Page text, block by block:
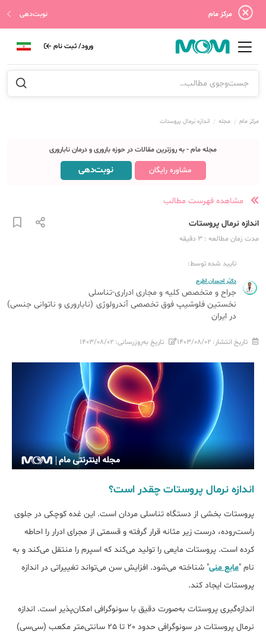
مرکز مام نوبت‌دهی
ورود/ ثبت نام
مرکز مام مجله اندازه نرمال پروستات
مجله مام - به روزترین مقالات در حوزه باروری و درمان ناباروری
مشاوره رایگان نوبت‌دهی
مشاهده فهرست مطالب
اندازه نرمال پروستات
مدت زمان مطالعه : 3 دقیقه
تایید شده توسط:
دکتر احسان اطرج
جراح و متخصص کلیه و مجاری ادراری-تناسلی
نخستین فلوشیپ فوق تخصصی آندرولوژی (ناباروری و ناتوانی جنسی)
در ایران
تاریخ انتشار: ۱۴۰۳/۰۸/۰۲ تاریخ به‌روزرسانی: ۱۴۰۳/۰۸/۰۲
اندازه نرمال پروستات چقدر است؟
پروستات بخشی از دستگاه تناسلی مردان است. این غده کوچکی در جلوی
راست‌روده، درست زیر مثانه قرار گرفته و قسمتی از مجرای ادرار را احاطه
کرده است. پروستات مایعی را تولید می‌کند که اسپرم را منتقل می‌کند و به
نام "مایع منی" شناخته می‌شود. افزایش سن می‌تواند تغییراتی در اندازه
پروستات ایجاد کند.
اندازه‌گیری پروستات به‌صورت دقیق با سونوگرافی امکان‌پذیر است. اندازه
نرمال پروستات در سونوگرافی حدود 20 تا 25 سانتی‌متر مکعب (سی‌سی)